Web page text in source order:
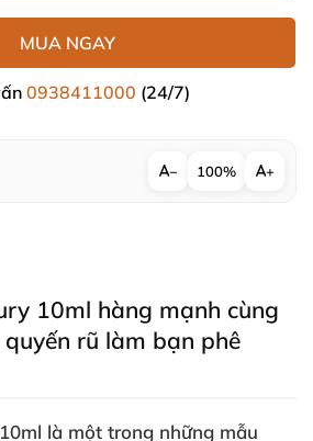
MUA NGAY
0938411000 (24/7)
− 100% +
10ml hàng mạnh cùng
rũ làm bạn phê
là một trong những mẫu